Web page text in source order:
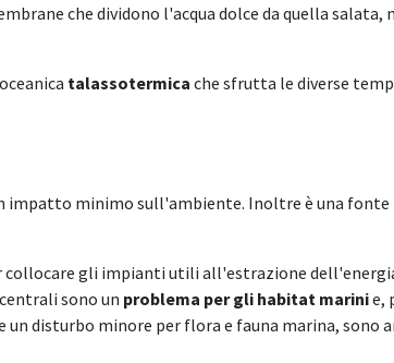
che dividono l'acqua dolce da quella salata,
talassotermica che sfrutta le diverse
impatto minimo sull'ambiente. Inoltre è una fonte
collocare gli impianti utili all'estrazione
sono un problema per gli habitat marinie,
disturbo minore per flora e fauna marina, sono